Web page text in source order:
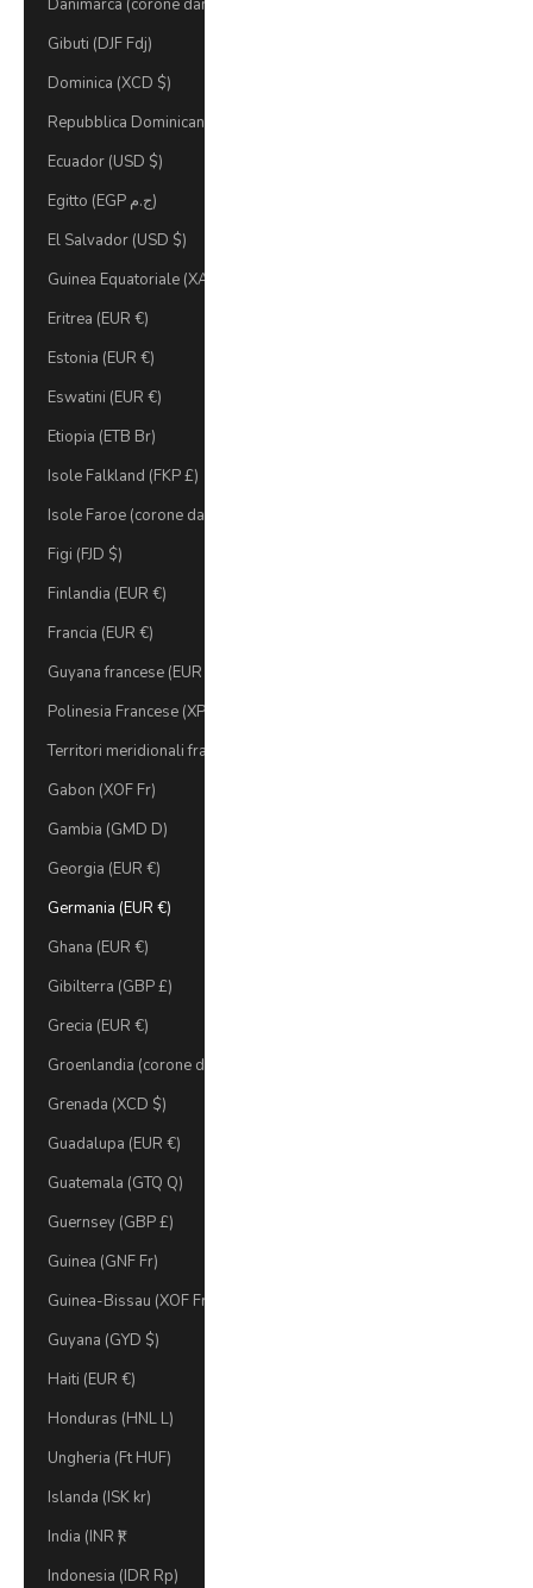
Danimarca (corone danesi)
Gibuti (DJF Fdj)
Dominica (XCD $)
Repubblica Dominicana (DOP $)
Ecuador (USD $)
Egitto (EGP ج.م)
El Salvador (USD $)
Guinea Equatoriale (XAF CFA)
Eritrea (EUR €)
Estonia (EUR €)
Eswatini (EUR €)
Etiopia (ETB Br)
Isole Falkland (FKP £)
Isole Faroe (corone danesi)
Figi (FJD $)
Finlandia (EUR €)
Francia (EUR €)
Guyana francese (EUR €)
Polinesia Francese (XPF Fr)
Territori meridionali francesi (EUR €)
Gabon (XOF Fr)
Gambia (GMD D)
Georgia (EUR €)
Germania (EUR €)
Ghana (EUR €)
Gibilterra (GBP £)
Grecia (EUR €)
Groenlandia (corone danesi)
Grenada (XCD $)
Guadalupa (EUR €)
Guatemala (GTQ Q)
Guernsey (GBP £)
Guinea (GNF Fr)
Guinea-Bissau (XOF Fr)
Guyana (GYD $)
Haiti (EUR €)
Honduras (HNL L)
Ungheria (Ft HUF)
Islanda (ISK kr)
India (INR ₹)
Indonesia (IDR Rp)